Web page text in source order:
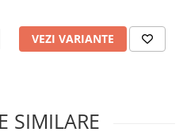
Sandali
VEZI VARIANTE
SIMILARE